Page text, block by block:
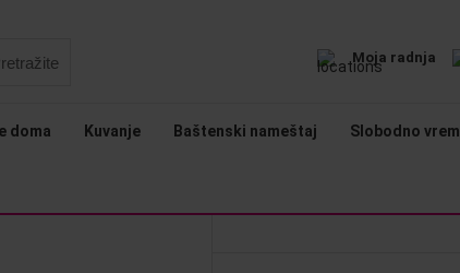
Moja radnja
doma Kuvanje Baštenski nameštaj Slobodno